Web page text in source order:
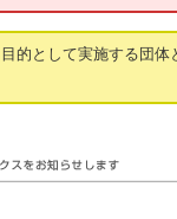
的として実施する団